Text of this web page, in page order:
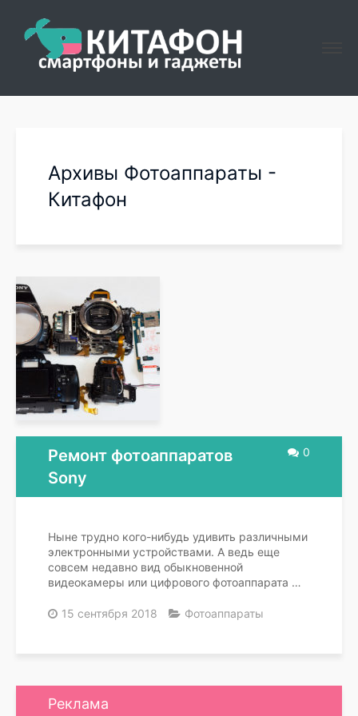
Архивы Фотоаппараты -
Китафон
0
Ремонт фотоаппаратов
Sony
Ныне трудно кого-нибудь удивить различными
электронными устройствами. А ведь еще
совсем недавно вид обыкновенной
видеокамеры или цифрового фотоаппарата …
15 сентября 2018 Фотоаппараты
Реклама